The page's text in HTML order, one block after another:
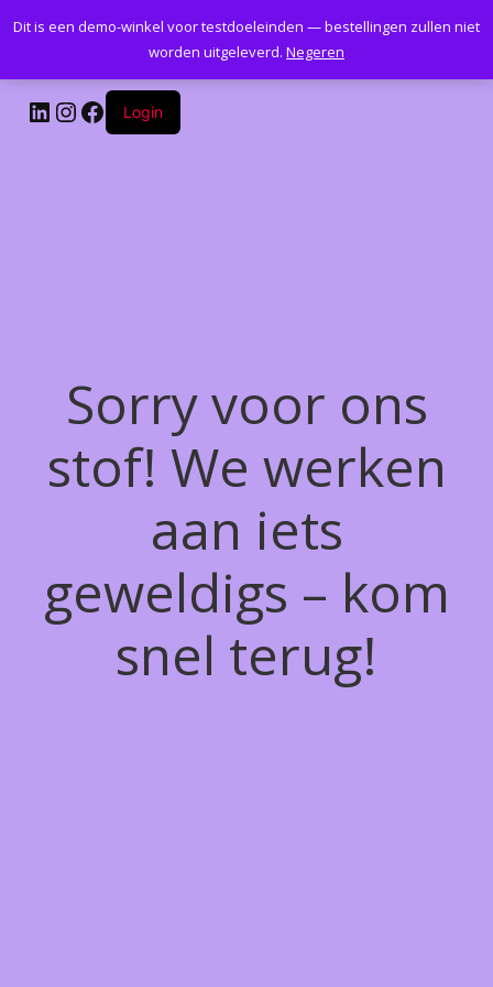
Kantoormeubelenplus.com
LinkedIn
Instagram
Facebook
Login
Sorry voor ons
stof! We werken
aan iets
geweldigs – kom
snel terug!
Dit is een demo-winkel voor testdoeleinden — bestellingen zullen niet
worden uitgeleverd. Negeren